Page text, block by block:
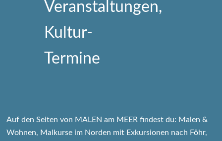
Auf den Seiten von MALEN am MEER findest du: Malen &
Wohnen, Malkurse im Norden mit Exkursionen nach Föhr,